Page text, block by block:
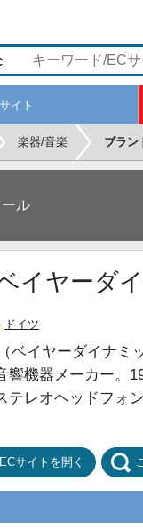
イト
楽器/音楽 ブラン
ル
イヤーダイ
ドイツ
ベイヤーダイナミ
響機器メーカー。
テレオヘッドフォン
サイトを開く